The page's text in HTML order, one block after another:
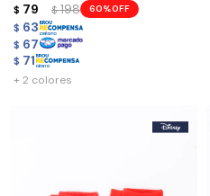
$ 79 $ 198 60
$ 63
$ 67
$ 71
+ 2 colores